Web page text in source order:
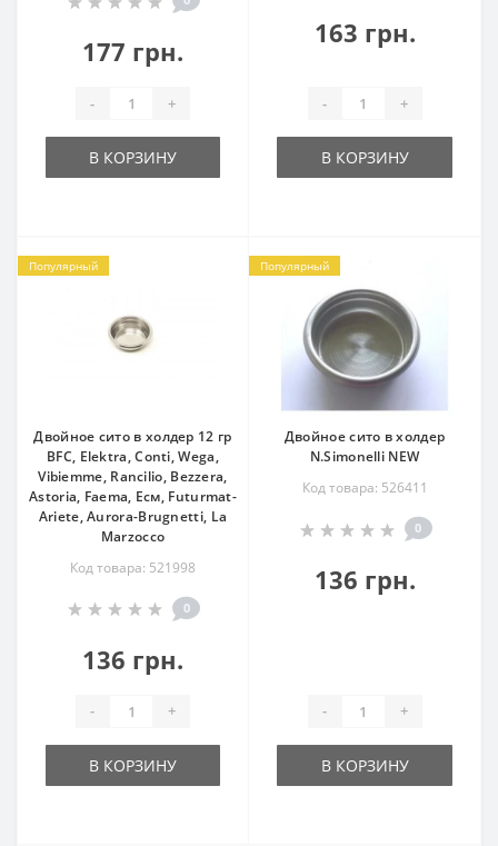
177 грн.
- +
В КОРЗИНУ
163 грн.
- +
В КОРЗИНУ
Популярный
Двойное сито в холдер 12 гр
BFC, Elektra, Conti, Wega,
Vibiemme, Rancilio, Bezzera,
Astoria, Faema, Eсм, Futurmat-
Ariete, Aurora-Brugnetti, La
Marzocco
Код товара: 521998
0
136 грн.
- +
В КОРЗИНУ
Популярный
Двойное сито в холдер
N.Simonelli NEW
Код товара: 526411
0
136 грн.
- +
В КОРЗИНУ